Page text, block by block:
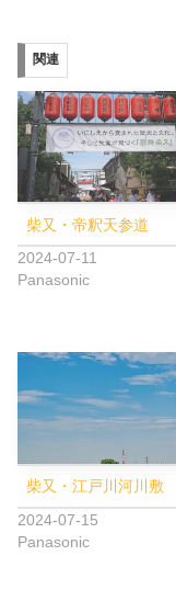
関連
柴又・帝釈天参道
2024-07-11
Panasonic
柴又・江戸川河川敷
2024-07-15
Panasonic